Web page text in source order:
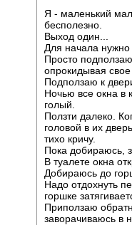
Я - маленький
бесполезно.
Выход один...
Для начала нужно
Просто
опрокидывая
Подползаю к
Ночью все окна в
голый.
Ползти далеко.
головой в их
тихо кричу.
Пока добираюсь,
В туалете окна
Добираюсь до
Надо отдохнуть
горшке
Приползаю
заворачиваюсь в